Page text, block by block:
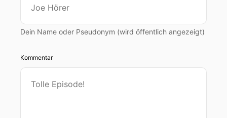
Dein Name oder Pseudonym (wird öffentlich angezeigt)
Kommentar